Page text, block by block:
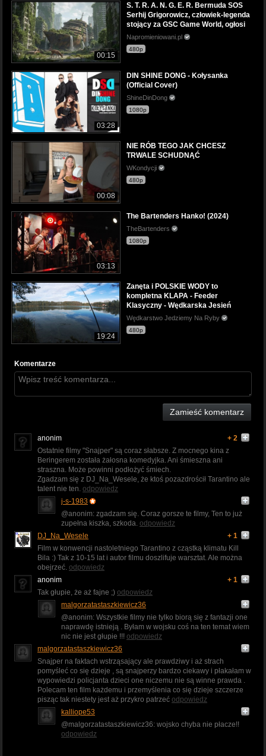
00:15
S. T. R. A. N. G. E. R. Bermuda SOS
Serhij Grigorowicz, człowiek-legenda
stojący za GSC Game World, ogłosi
Napromieniowani.pl
480p
03:28
DIN SHINE DONG - Kołysanka
(Official Cover)
ShineDinDong
1080p
00:08
NIE RÓB TEGO JAK CHCESZ
TRWALE SCHUDNĄĆ
WKondycji
480p
03:13
The Bartenders Hanko! (2024)
TheBartenders
1080p
19:24
Zanęta i POLSKIE WODY to
kompletna KLAPA - Feeder
Klasyczny - Wędkarska Jesień
Wędkarstwo Jedziemy Na Ryby
480p
Komentarze
Zamieść komentarz
anonim
+ 2
Ostatnie filmy "Snajper" są coraz słabsze. Z mocnego kina z
Beringerem została żałosna komedyjka. Ani śmieszna ani
straszna. Może powinni podłożyć śmiech.
Zgadzam się z DJ_Na_Wesele, że ktoś pozazdrościł Tarantino ale
talent nie ten. odpowiedz
j-s-1983
@anonim: zgadzam się. Coraz gorsze te filmy, Ten to już
zupełna kiszka, szkoda. odpowiedz
DJ_Na_Wesele
+ 1
Film w konwencji nastoletniego Tarantino z cząstką klimatu Kill
Bila :) Tak z 10-15 lat i autor filmu doszlifuje warsztat. Ale można
obejrzeć. odpowiedz
anonim
+ 1
Tak głupie, że aż fajne ;) odpowiedz
malgorzatastaszkiewicz36
@anonim: Wszystkie filmy nie tylko biorą się z fantazji one
naprawdę istnieją . Byłam w wojsku coś na ten temat wiem
nic nie jest głupie !!! odpowiedz
malgorzatastaszkiewicz36
Snajper na faktach wstrząsający ale prawdziwy i aż strach
pomyśleć co się dzieje , są snajperzy bardzo ciekawy i płakałam w
wypowiedzi policjanta dzieci one niczemu nie są winne prawda .
Polecam ten film każdemu i przemyślenia co się dzieje szczerze
pisząc tak niestety jest aż przykro patrzeć odpowiedz
kalliope53
@malgorzatastaszkiewicz36: wojsko chyba nie płacze!!
odpowiedz